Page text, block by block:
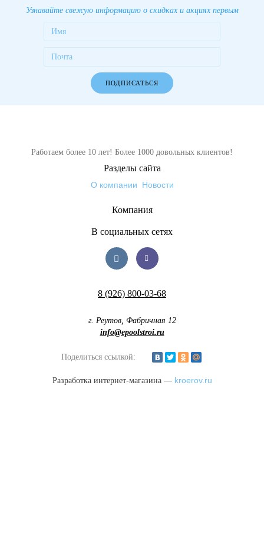
Узнавайте свежую информацию о скидках и акциях первым
ПОДПИСАТЬСЯ
Работаем более 10 лет! Более 1000 довольных клиентов!
Разделы сайта
О компании Новости
Компания
В социальных сетях
8 (926) 800-03-68
г. Реутов, Фабричная 12
info@epoolstroi.ru
Разработка интернет-магазина — kroerov.ru
Поделиться ссылкой: